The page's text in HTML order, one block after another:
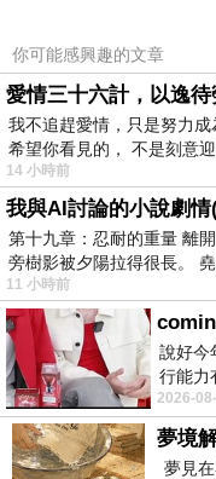
美麗光亮著世界
我不想天空塗
於是將妳
呵護在胸懷
溫暖
我是妳黑暗的
眷戀著妳
要妳靈魂永遠
妳是我陰影的
依賴著我
你可能感興趣的文章
愛情三十六計，以逸待
我不追趕愛情，只是努力
希望你看見的， 不是刻意
14 小時前
我與AI討論的小說劇情
第十九章：忍耐的重量 離
旁樹影被夕陽拉得很長。
11 小時前
說好今
行能力
侈的事
2026-
夢境
夢見